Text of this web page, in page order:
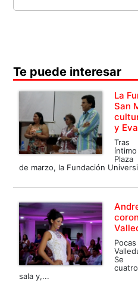
Te puede interesar
La
San
y
Tras
de marzo, la Fundación
Se
sala y,...